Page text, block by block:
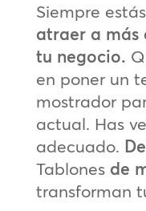
Siempre
atraer a más
tu negocio.
en poner un
mostrador
actual. Has
adecuado.
Tablones de
transforman